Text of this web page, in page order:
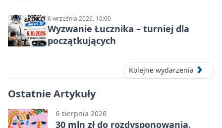
6 września 2026, 10:00
Wyzwanie Łucznika – turniej dla
początkujących
Kolejne wydarzenia
Ostatnie Artykuły
6 sierpnia 2026
30 mln zł do rozdysponowania.